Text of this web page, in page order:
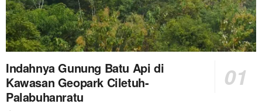
Indahnya Gunung Batu Api di
Kawasan Geopark Ciletuh-
Palabuhanratu